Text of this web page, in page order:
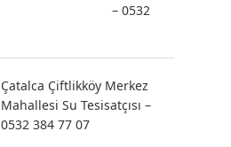
– 0532
Çatalca Çiftlikköy Merkez
Mahallesi Su Tesisatçısı –
0532 384 77 07